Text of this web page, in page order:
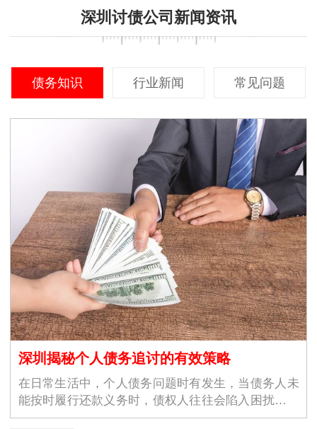
深圳讨债公司新闻资讯
债务知识 行业新闻 常见问题
深圳揭秘个人债务追讨的有效策略
在日常生活中，个人债务问题时有发生，当债务人未
能按时履行还款义务时，债权人往往会陷入困扰。西
安讨债公司凭借丰富的经验…